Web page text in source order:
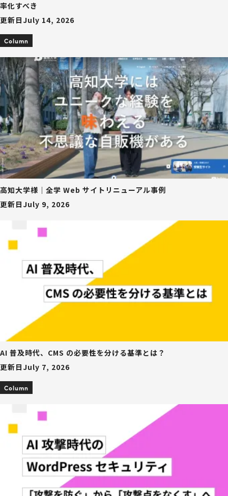
率化すべき
更新日 July 14, 2026
Column
高知大学様｜全学 Web サイトリニューアル事例
更新日 July 9, 2026
AI 普及時代、CMS の必要性を分ける基準とは？
更新日 July 7, 2026
Column